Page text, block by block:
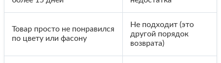
Товар просто не понравился
по цвету или фасону
Не подходит (это
другой порядок
возврата)